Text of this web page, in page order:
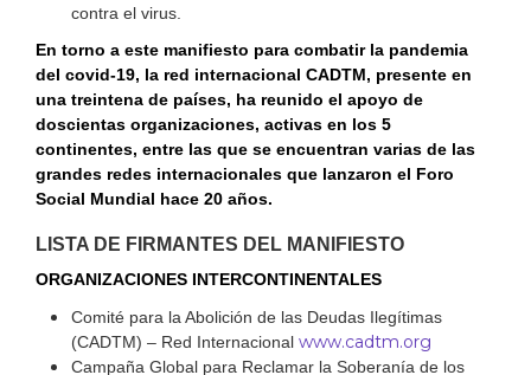
contra el virus.
En torno a este manifiesto para combatir la pandemia
del covid-19, la red internacional CADTM, presente en
una treintena de países, ha reunido el apoyo de
doscientas organizaciones, activas en los 5
continentes, entre las que se encuentran varias de las
grandes redes internacionales que lanzaron el Foro
Social Mundial hace 20 años.
LISTA DE FIRMANTES DEL MANIFIESTO
ORGANIZACIONES INTERCONTINENTALES
Comité para la Abolición de las Deudas Ilegítimas
(CADTM) – Red Internacional www.cadtm.org
Campaña Global para Reclamar la Soberanía de los